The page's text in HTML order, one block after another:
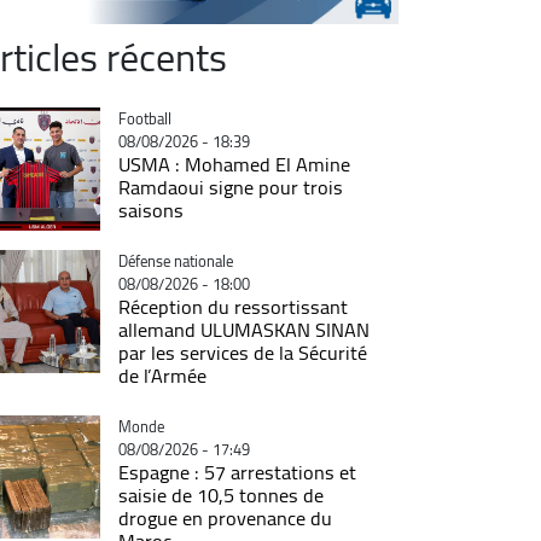
récents
Catégorie
Football
08/08/2026 - 18:39
USMA : Mohamed El Amine
Ramdaoui signe pour trois
saisons
Catégorie
Défense nationale
08/08/2026 - 18:00
Réception du ressortissant
allemand ULUMASKAN SINAN
par les services de la Sécurité
de l’Armée
Catégorie
Monde
08/08/2026 - 17:49
Espagne : 57 arrestations et
saisie de 10,5 tonnes de
drogue en provenance du